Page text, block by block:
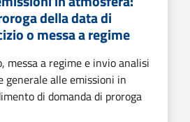
della data di
o messa a regime
messa a regime e invio analisi
generale alle emissioni in
di domanda di proroga